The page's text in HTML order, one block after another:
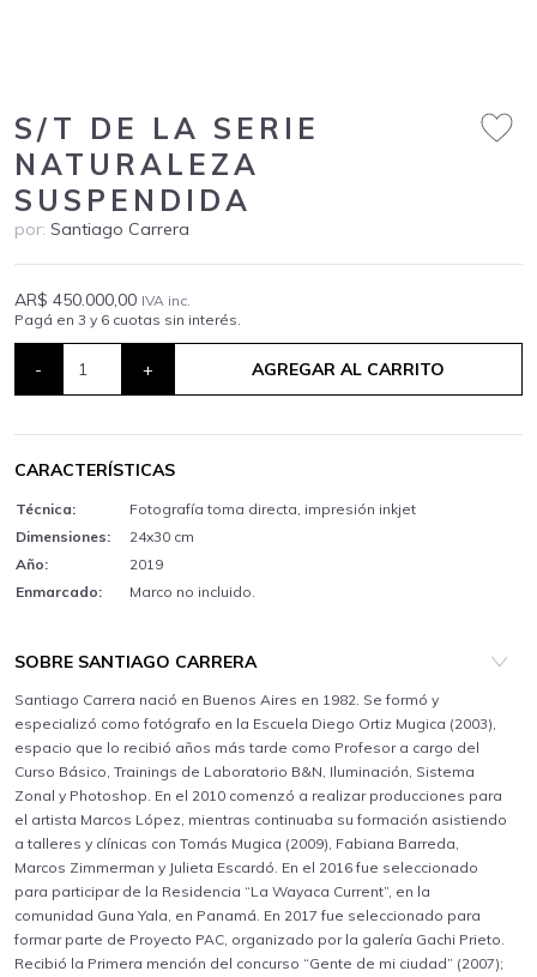
S/T DE LA SERIE
NATURALEZA
SUSPENDIDA
por: Santiago Carrera
AR$ 450.000,00 IVA inc.
Pagá en 3 y 6 cuotas sin interés.
- + AGREGAR AL CARRITO
CARACTERÍSTICAS
Técnica:
Fotografía toma directa, impresión inkjet
Dimensiones:
24x30 cm
Año:
2019
Enmarcado:
Marco no incluido.
SOBRE SANTIAGO CARRERA
Santiago Carrera nació en Buenos Aires en 1982. Se formó y
especializó como fotógrafo en la Escuela Diego Ortiz Mugica (2003),
espacio que lo recibió años más tarde como Profesor a cargo del
Curso Básico, Trainings de Laboratorio B&N, Iluminación, Sistema
Zonal y Photoshop. En el 2010 comenzó a realizar producciones para
el artista Marcos López, mientras continuaba su formación asistiendo
a talleres y clínicas con Tomás Mugica (2009), Fabiana Barreda,
Marcos Zimmerman y Julieta Escardó. En el 2016 fue seleccionado
para participar de la Residencia “La Wayaca Current”, en la
comunidad Guna Yala, en Panamá. En 2017 fue seleccionado para
formar parte de Proyecto PAC, organizado por la galería Gachi Prieto.
Recibió la Primera mención del concurso “Gente de mi ciudad” (2007);